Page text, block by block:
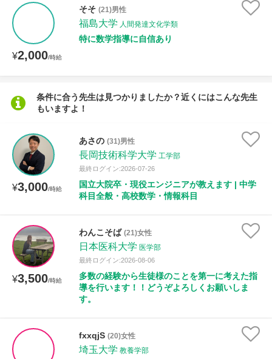
¥2,000/時給
そそ (21)男性
福島大学 人間発達文化学類
特に数学指導に自信あり
条件に合う先生は見つかりましたか？近くにはこんな先生
もいますよ！
¥3,000/時給
あさの (31)男性
長岡技術科学大学 工学部
最終ログイン:2026-07-26
国立大院卒・現役エンジニアが教えます | 中学
科目全般・高校数学・情報科目
¥3,500/時給
わんこそば (21)女性
日本医科大学 医学部
最終ログイン:2026-08-06
多数の経験から生徒様のことを第一に考えた指
導を行います！！どうぞよろしくお願いしま
す。
fxxqjS (20)女性
埼玉大学 教養学部